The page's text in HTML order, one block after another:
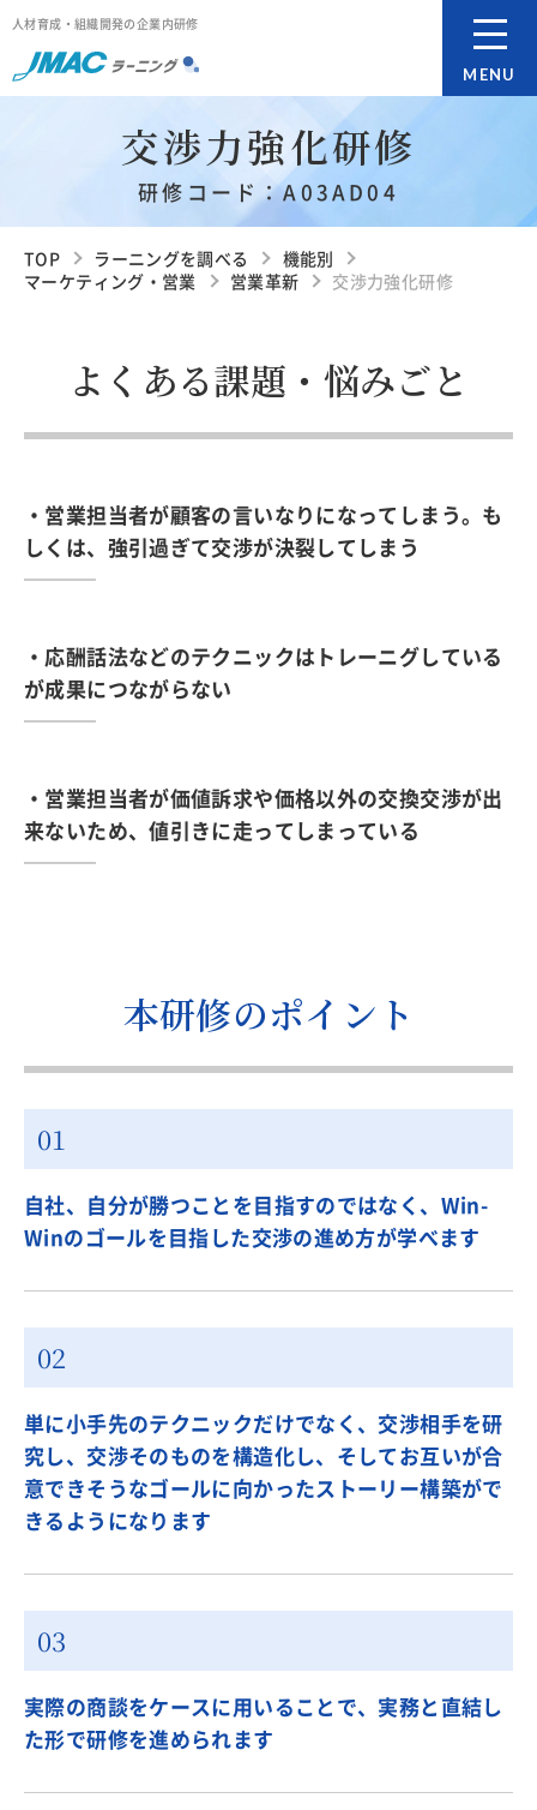
人材育成・組織開発の企業内研修
MENU
交渉力強化研修
研修コード：A03AD04
TOP ラーニングを調べる
機能別
マーケティング・営業
営業革新 交渉力強化研修
よくある課題・悩みごと
・営業担当者が顧客の言いなりになってしまう。も
しくは、強引過ぎて交渉が決裂してしまう
・応酬話法などのテクニックはトレーニグしている
が成果につながらない
・営業担当者が価値訴求や価格以外の交換交渉が出
来ないため、値引きに走ってしまっている
本研修のポイント
自社、自分が勝つことを目指すのではなく、Win-
Winのゴールを目指した交渉の進め方が学べます
単に小手先のテクニックだけでなく、交渉相手を研
究し、交渉そのものを構造化し、そしてお互いが合
意できそうなゴールに向かったストーリー構築がで
きるようになります
実際の商談をケースに用いることで、実務と直結し
た形で研修を進められます